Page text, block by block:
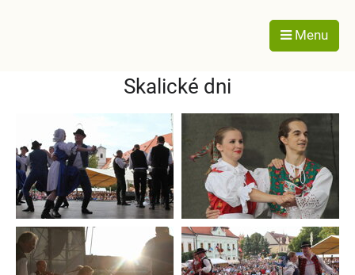
Menu
Skalické dni